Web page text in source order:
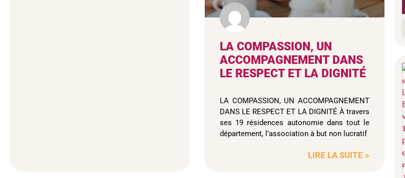
LA COMPASSION, UN
ACCOMPAGNEMENT DANS
LE RESPECT ET LA DIGNITÉ
LA COMPASSION, UN ACCOMPAGNEMENT
DANS LE RESPECT ET LA DIGNITÉ À travers
ses 19 résidences autonomie dans tout le
département, l’association à but non lucratif
LIRE LA SUITE »